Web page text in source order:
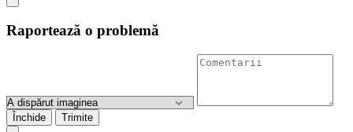
Raportează o problemă
Închide Trimite